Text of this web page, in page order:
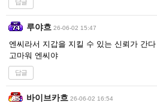
답글
루야흐 26-06-02 15:47
엔씨라서 지갑을 지킬 수 있는 신뢰가 간다
고마워 엔씨야
답글
바이브카흐 26-06-02 16:54